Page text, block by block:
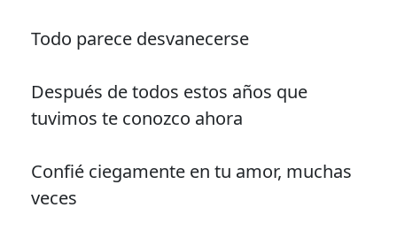
Todo parece desvanecerse
Después de todos estos años que
tuvimos te conozco ahora
Confié ciegamente en tu amor, muchas
veces